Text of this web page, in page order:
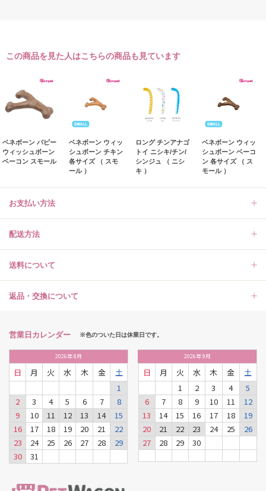
この商品を見た人はこちらの商品も見ています
ベネボーン パピー
ウィッシュボーン
ベーコン スモール
ベネボーン ウィッ
シュボーン チキン
各サイズ （ スモ
ール ）
ロング チンアナゴ
トイ ニシキ/チン/
シンジュ （ ニシ
キ ）
ベネボーン ウィッ
シュボーン ベーコ
ン 各サイズ （ ス
モール ）
お支払い方法
配送方法
送料について
返品・交換について
営業日カレンダー ※色のついた日は休業日です。
2026年8月
日 月 火 水 木 金
土
1
2
3 4 5 6 7
8
9
10 11 12 13 14
15
16
17 18 19 20 21
22
23
24 25 26 27 28
29
30
31
2026年9月
日 月 火 水 木 金
土
1
2 3 4
5
6
7 8 9 10 11
12
13
14 15 16 17 18
19
20
21 22 23 24 25
26
27
28 29 30